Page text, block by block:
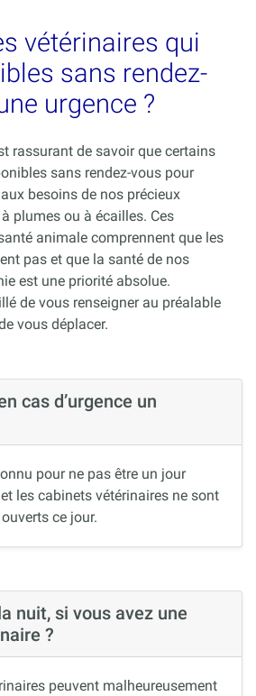
vétérinaires qui
sans rendez-
urgence ?
rassurant de savoir que certains
sans rendez-vous pour
besoins de nos précieux
plumes ou à écailles. Ces
animale comprennent que les
pas et que la santé de nos
est une priorité absolue.
de vous renseigner au préalable
vous déplacer.
cas d’urgence un
pour ne pas être un jour
les cabinets vétérinaires ne sont
ce jour.
nuit, si vous avez une
?
peuvent malheureusement